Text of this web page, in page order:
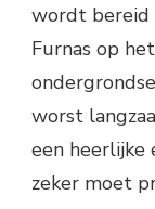
wordt bereid
Furnas op
worst
een heerlijke
zeker moet